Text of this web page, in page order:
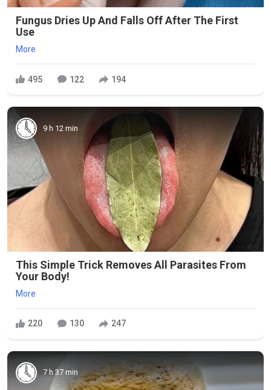
Fungus Dries Up And Falls Off After The First
Use
More
495 122 194
9 h 12 min
This Simple Trick Removes All Parasites From
Your Body!
More
220 130 247
7 h 37 min